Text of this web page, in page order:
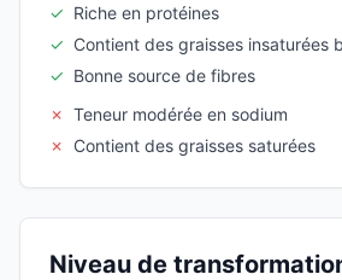
✓ Riche en protéines
✓ Contient des graisses insaturées
✓ Bonne source de fibres
✗ Teneur modérée en sodium
✗
Contient des graisses saturées
Niveau de